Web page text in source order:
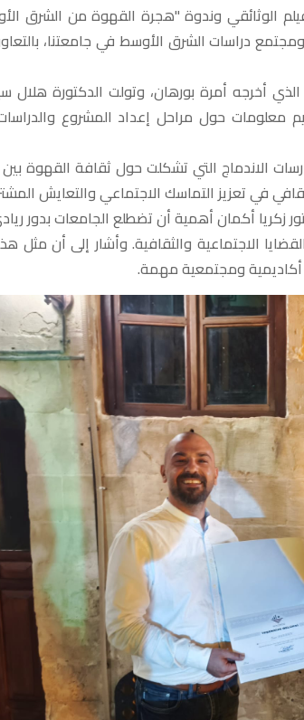
الوثائقي وندوة "هجرة القهوة من الشرق
دراسات الشرق الأوسط في جامعتنا،
أخرجه أمرة بورهان، وتولت الدكتورة هلال
حول مراحل إعداد المشروع والدراسات
الاندماج التي تشكلت حول ثقافة القهوة
في تعزيز التماسك الاجتماعي والتعايش
زكريا أكمان أهمية أن تضطلع الجامعات بدور
الاجتماعية والثقافية. وأشار إلى أن مثل
أكاديمية ومجتمعية مهمة.